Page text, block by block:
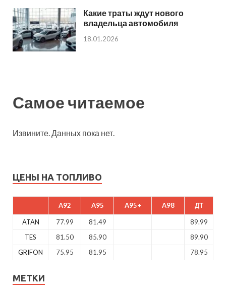
Какие траты ждут нового
владельца автомобиля
18.01.2026
Самое читаемое
Извините. Данных пока нет.
ЦЕНЫ НА ТОПЛИВО
A92 A95 A95+ A98 ДТ
ATAN 77.99 81.49
89.99
TES
81.50 85.90
89.90
GRIFON
75.95 81.95 78.95
МЕТКИ